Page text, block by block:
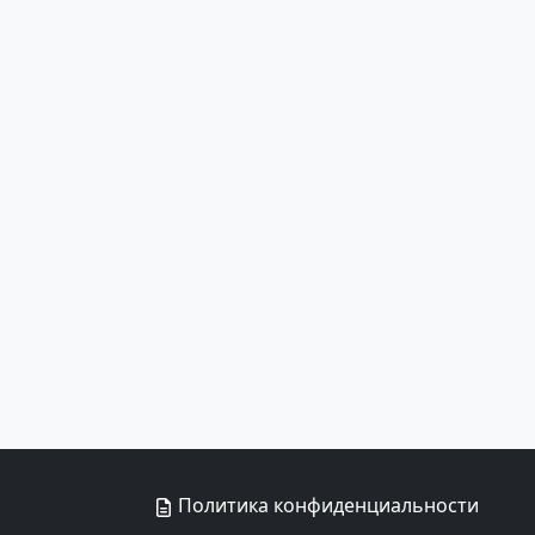
Политика конфиденциальности